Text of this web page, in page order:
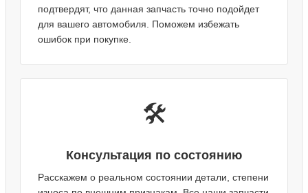
подтвердят, что данная запчасть точно подойдет
для вашего автомобиля. Поможем избежать
ошибок при покупке.
🛠️
Консультация по состоянию
Расскажем о реальном состоянии детали, степени